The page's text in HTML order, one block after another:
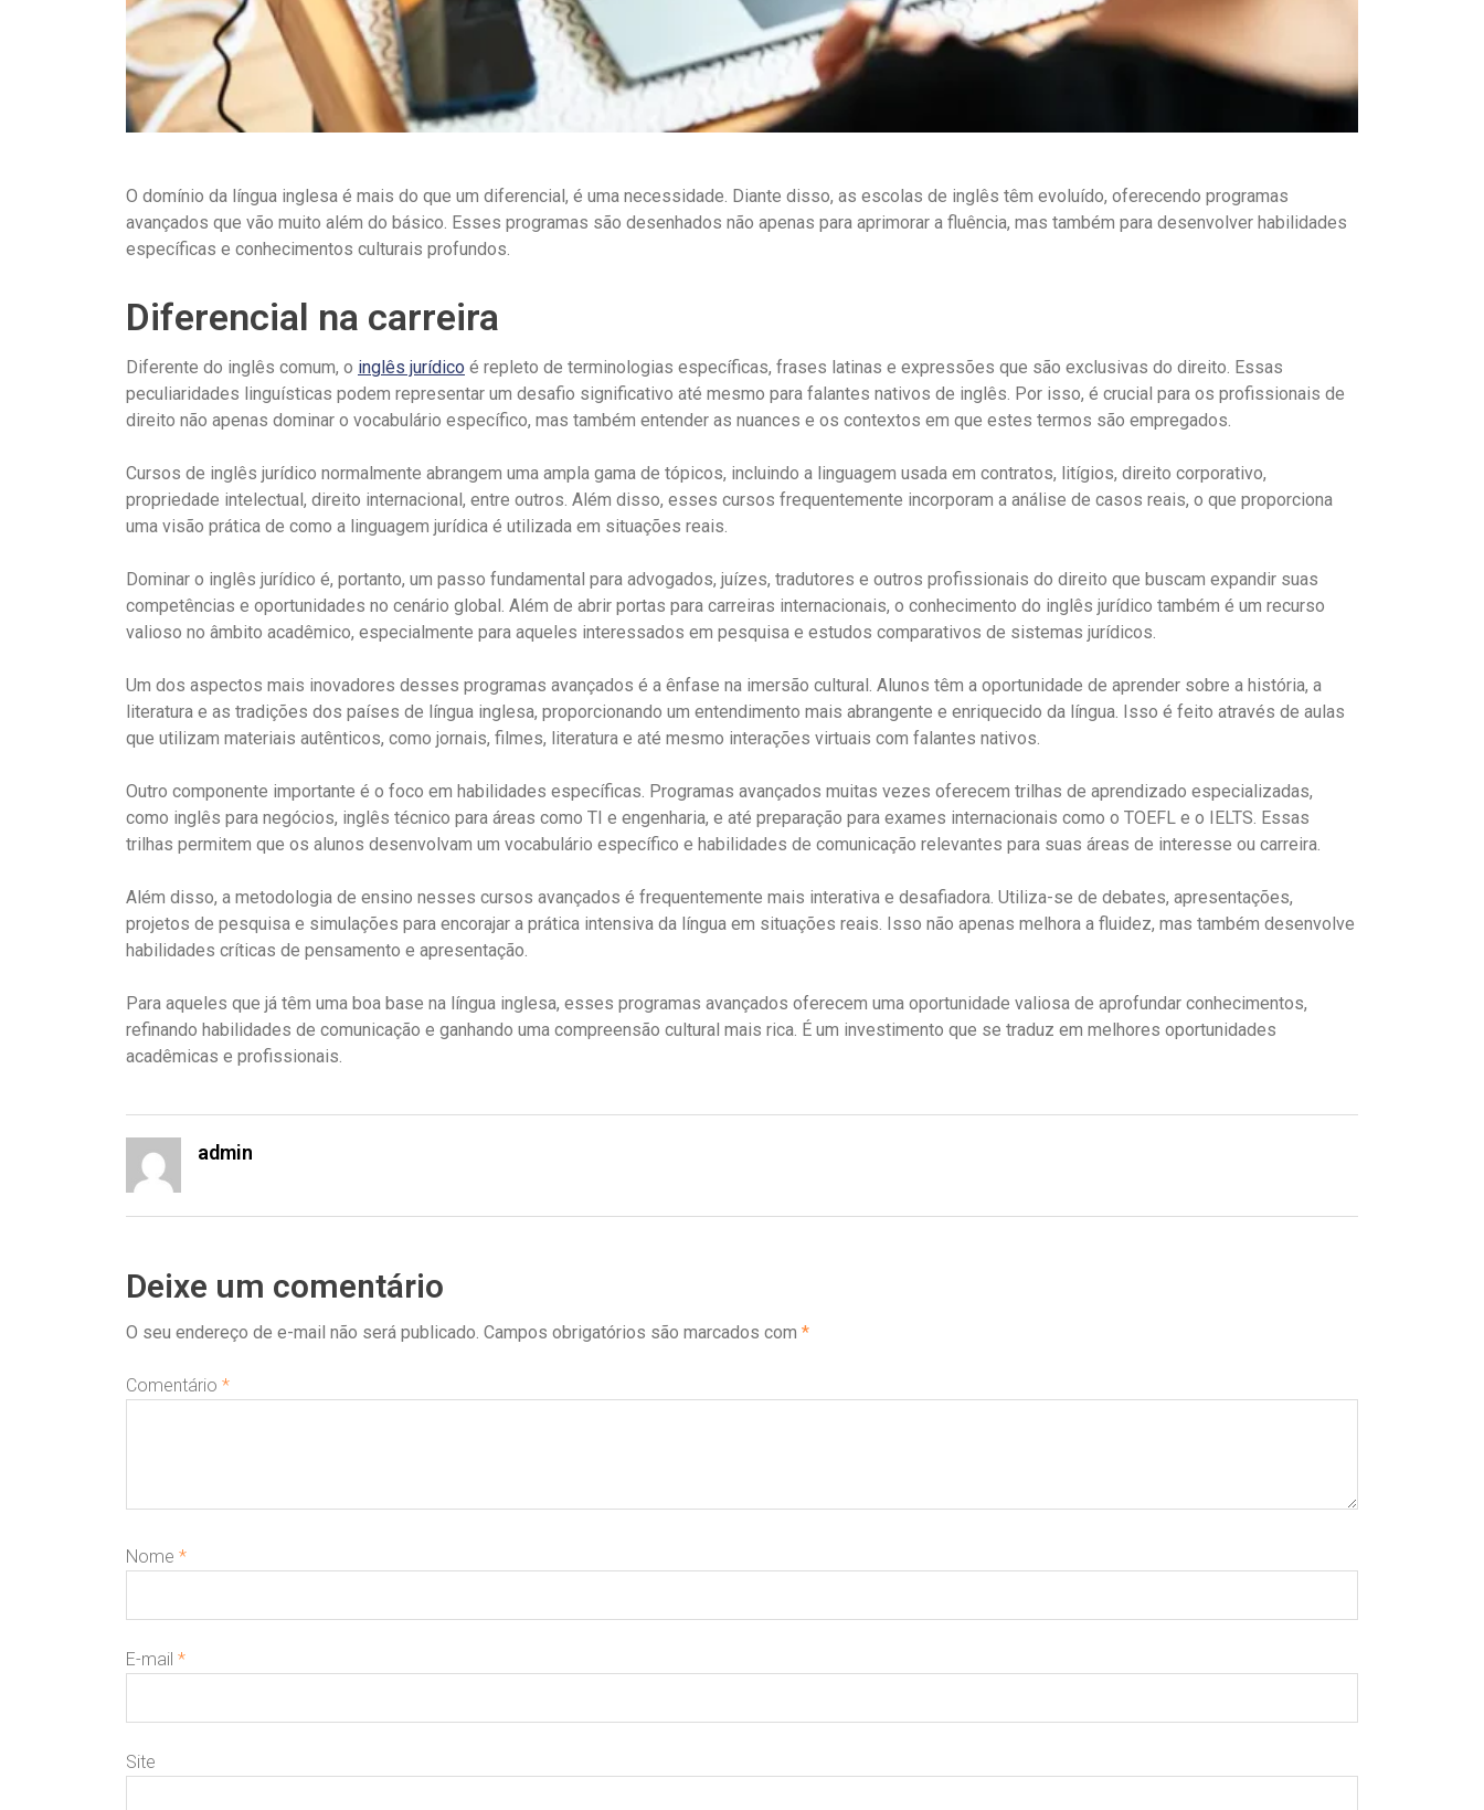
O domínio da língua inglesa é mais do que um diferencial, é uma necessidade. Diante disso, as escolas de inglês têm evoluído, oferecendo programas
avançados que vão muito além do básico. Esses programas são desenhados não apenas para aprimorar a fluência, mas também para desenvolver habilidades
específicas e conhecimentos culturais profundos.
Diferencial na carreira
Diferente do inglês comum, o inglês jurídico é repleto de terminologias específicas, frases latinas e expressões que são exclusivas do direito. Essas
peculiaridades linguísticas podem representar um desafio significativo até mesmo para falantes nativos de inglês. Por isso, é crucial para os profissionais de
direito não apenas dominar o vocabulário específico, mas também entender as nuances e os contextos em que estes termos são empregados.
Cursos de inglês jurídico normalmente abrangem uma ampla gama de tópicos, incluindo a linguagem usada em contratos, litígios, direito corporativo,
propriedade intelectual, direito internacional, entre outros. Além disso, esses cursos frequentemente incorporam a análise de casos reais, o que proporciona
uma visão prática de como a linguagem jurídica é utilizada em situações reais.
Dominar o inglês jurídico é, portanto, um passo fundamental para advogados, juízes, tradutores e outros profissionais do direito que buscam expandir suas
competências e oportunidades no cenário global. Além de abrir portas para carreiras internacionais, o conhecimento do inglês jurídico também é um recurso
valioso no âmbito acadêmico, especialmente para aqueles interessados em pesquisa e estudos comparativos de sistemas jurídicos.
Um dos aspectos mais inovadores desses programas avançados é a ênfase na imersão cultural. Alunos têm a oportunidade de aprender sobre a história, a
literatura e as tradições dos países de língua inglesa, proporcionando um entendimento mais abrangente e enriquecido da língua. Isso é feito através de aulas
que utilizam materiais autênticos, como jornais, filmes, literatura e até mesmo interações virtuais com falantes nativos.
Outro componente importante é o foco em habilidades específicas. Programas avançados muitas vezes oferecem trilhas de aprendizado especializadas,
como inglês para negócios, inglês técnico para áreas como TI e engenharia, e até preparação para exames internacionais como o TOEFL e o IELTS. Essas
trilhas permitem que os alunos desenvolvam um vocabulário específico e habilidades de comunicação relevantes para suas áreas de interesse ou carreira.
Além disso, a metodologia de ensino nesses cursos avançados é frequentemente mais interativa e desafiadora. Utiliza-se de debates, apresentações,
projetos de pesquisa e simulações para encorajar a prática intensiva da língua em situações reais. Isso não apenas melhora a fluidez, mas também desenvolve
habilidades críticas de pensamento e apresentação.
Para aqueles que já têm uma boa base na língua inglesa, esses programas avançados oferecem uma oportunidade valiosa de aprofundar conhecimentos,
refinando habilidades de comunicação e ganhando uma compreensão cultural mais rica. É um investimento que se traduz em melhores oportunidades
acadêmicas e profissionais.
admin
Deixe um comentário
O seu endereço de e-mail não será publicado. Campos obrigatórios são marcados com *
Comentário *
Nome *
E-mail *
Site